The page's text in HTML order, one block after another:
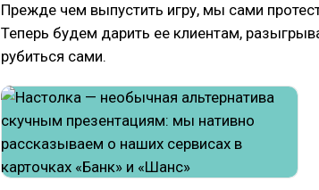
Прежде чем выпустить игру, мы сами
Теперь будем дарить ее клиентам,
рубиться сами.